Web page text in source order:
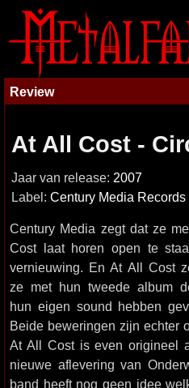
Review
At All Cost -
Jaar van release: 2007
Label: Century Media Records
Century Media zegt dat ze
Cost laat horen open te
vernieuwing. En At All Cost
ze met hun tweede album
hun eigen sound hebben
Beide beweringen zijn echter
At All Cost is even origineel
nieuwe aflevering van
band heeft nog geen idee